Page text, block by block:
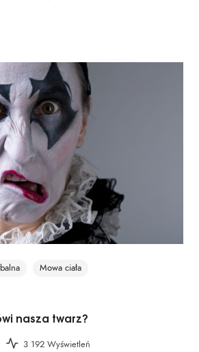
Mowa ciała
nasza twarz?
3 192 Wyświetleń